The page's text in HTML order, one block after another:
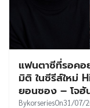
แฟนตาซีที่รอคอ
มิติ ในซีรีส์ใหม่
ยอนซอง – โจฮั
BykorseriesOn31/07/